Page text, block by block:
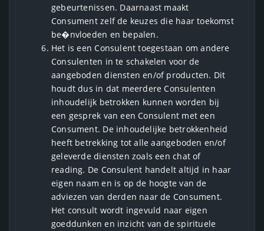
gebeurtenissen. Daarnaast maakt
Consument zelf de keuzes die haar toekomst
be�nvloeden en bepalen.
Het is een Consulent toegestaan om andere
Consulenten in te schakelen voor de
aangeboden diensten en/of producten. Dit
houdt dus in dat meerdere Consulenten
inhoudelijk betrokken kunnen worden bij
een gesprek van een Consulent met een
Consument. De inhoudelijke betrokkenheid
heeft betrekking tot alle aangeboden en/of
geleverde diensten zoals een chat of
reading. De Consulent handelt altijd in haar
eigen naam en is op de hoogte van de
adviezen van derden naar de Consument.
Het consult wordt ingevuld naar eigen
goeddunken en inzicht van de spirituele